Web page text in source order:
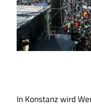
In Konstanz wird